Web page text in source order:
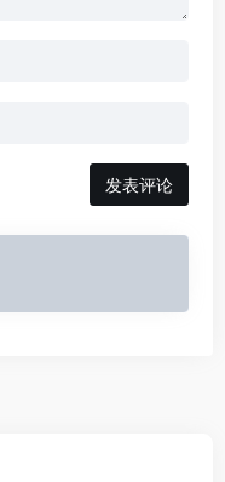
发表评论